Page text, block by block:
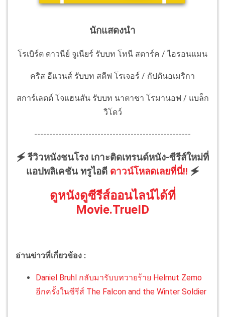
นักแสดงนำ
โรเบิร์ต ดาวนีย์ จูเนียร์ รับบท โทนี สตาร์ค / ไอรอนแมน
คริส อีแวนส์ รับบท สตีฟ โรเจอร์ / กัปตันอเมริกา
สการ์เลตต์ โจแฮนสัน รับบท นาตาชา โรมานอฟ / แบล็ก
วิโดว์
----------------------------------------------------
🗲 รีวิวหนังชนโรง เกาะติดเทรนด์หนัง-ซีรีส์ใหม่ที่
แอปพลิเคชัน ทรูไอดี ดาวน์โหลดเลยที่นี่!! 🗲
ดูหนังดูซีรีส์ออนไลน์ได้ที่
Movie.TrueID
อ่านข่าวที่เกี่ยวข้อง :
Daniel Bruhl กลับมารับบทวายร้าย Helmut Zemo
อีกครั้งในซีรีส์ The Falcon and the Winter Soldier